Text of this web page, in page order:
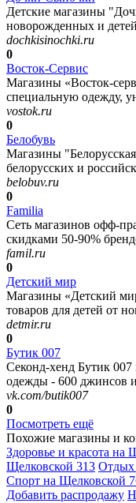
Детские магазины
новорожденных и
dochkisinochki.ru
0
Восток-Сервис
Магазины «Восток-
специальную одежду,
vostok.ru
0
Белобувь
Магазины
белорусских и
belobuv.ru
0
Familia
Сеть магазинов офф-
скидками 50-90%
famil.ru
0
Детский мир
Магазины «Детский
товаров для детей от
detmir.ru
0
Бутик 007
Секонд-хенд Бутик
одежды - 600 джинсов
vk.com/butik007
0
Посмотреть ещё
Похожие магазины и
Здоровье и красота на
Щелковской 313 Отдых
Спорт на Щелковской
Добавить раcпродажу